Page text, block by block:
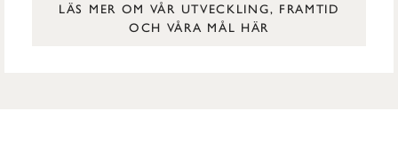
LÄS MER OM VÅR UTVECKLING, FRAMTID
OCH VÅRA MÅL HÄR